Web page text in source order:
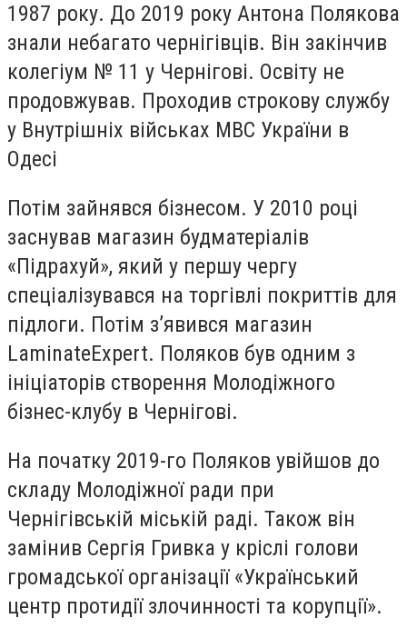
1987 року. До 2019 року Антона Полякова
знали небагато чернігівців. Він закінчив
колегіум № 11 у Чернігові. Освіту не
продовжував. Проходив строкову службу
у Внутрішніх військах МВС України в
Одесі
Потім зайнявся бізнесом. У 2010 році
заснував магазин будматеріалів
«Підрахуй», який у першу чергу
спеціалізувався на торгівлі покриттів для
підлоги. Потім з’явився магазин
LaminateExpert. Поляков був одним з
ініціаторів створення Молодіжного
бізнес-клубу в Чернігові.
На початку 2019-го Поляков увійшов до
складу Молодіжної ради при
Чернігівській міській раді. Також він
замінив Сергія Гривка у кріслі голови
громадської організації «Український
центр протидії злочинності та корупції».